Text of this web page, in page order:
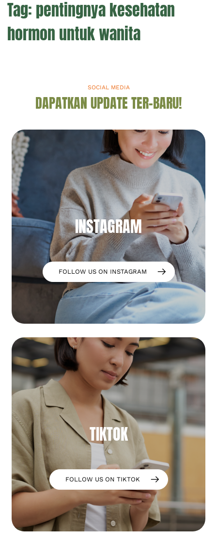
Tag: pentingnya kesehatan
hormon untuk wanita
SOCIAL MEDIA
DAPATKAN UPDATE TER-BARU!
INSTAGRAM
FOLLOW US ON INSTAGRAM
TIKTOK
FOLLOW US ON TIKTOK